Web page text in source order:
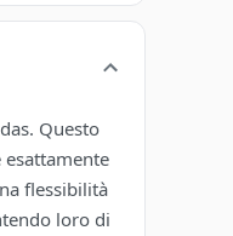
Questo
flessibilità
loro di